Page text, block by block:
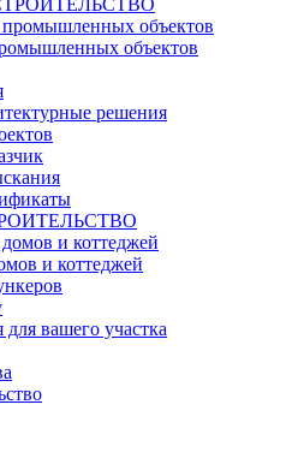
объектов
объектов
решения
и коттеджей
и коттеджей
вашего участка